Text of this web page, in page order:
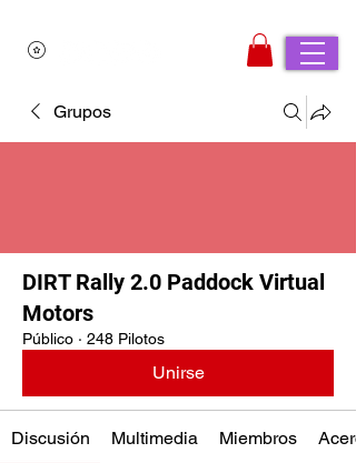
Grupos
DIRT Rally 2.0 Paddock Virtual
Motors
Público · 248 Pilotos
Unirse
Discusión Multimedia Miembros